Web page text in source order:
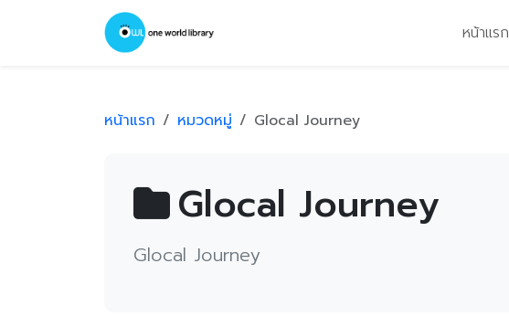
หน้าแรก
หน้าแรก หมวดหมู่ Glocal Journey
Glocal Journey
Glocal Journey